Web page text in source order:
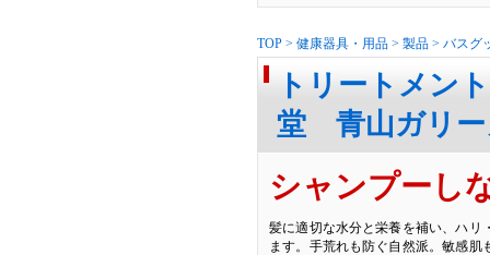
TOP > 健康器具・用品 > 製品 > バスグ
トリートメン
堂 青山ガリー
シャンプーし
髪に適切な水分と栄養を補い、ハリ
ます。手荒れも防ぐ自然派。敏感